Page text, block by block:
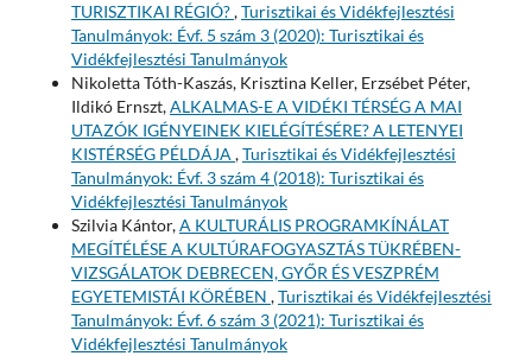
TURISZTIKAI RÉGIÓ?,Turisztikai és Vidékfejlesztési
Tanulmányok: Évf. 5 szám 3 (2020): Turisztikai és
Vidékfejlesztési Tanulmányok
Nikoletta Tóth-Kaszás, Krisztina Keller, Erzsébet Péter,
Ildikó Ernszt,ALKALMAS-E A VIDÉKI TÉRSÉG A MAI
UTAZÓK IGÉNYEINEK KIELÉGÍTÉSÉRE? A LETENYEI
KISTÉRSÉG PÉLDÁJA ,Turisztikai és Vidékfejlesztési
Tanulmányok: Évf. 3 szám 4 (2018): Turisztikai és
Vidékfejlesztési Tanulmányok
Szilvia Kántor,A KULTURÁLIS PROGRAMKÍNÁLAT
MEGÍTÉLÉSE A KULTÚRAFOGYASZTÁS TÜKRÉBEN-
VIZSGÁLATOK DEBRECEN, GYŐR ÉS VESZPRÉM
EGYETEMISTÁI KÖRÉBEN ,Turisztikai és Vidékfejlesztési
Tanulmányok: Évf. 6 szám 3 (2021): Turisztikai és
Vidékfejlesztési Tanulmányok